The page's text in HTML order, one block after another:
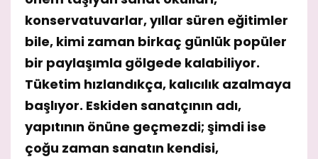
konservatuvarlar, yıllar süren eğitimler
bile, kimi zaman birkaç günlük popüler
bir paylaşımla gölgede kalabiliyor.
Tüketim hızlandıkça, kalıcılık azalmaya
başlıyor. Eskiden sanatçının adı,
yapıtının önüne geçmezdi; şimdi ise
çoğu zaman sanatın kendisi,